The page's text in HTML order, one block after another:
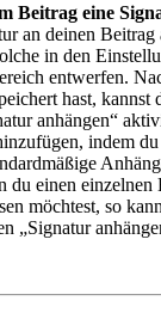
Beitrag eine
an deinen Beitrag
in den
entwerfen.
hast, kannst
anhängen“
indem
du einen einzelnen
möchtest, so
„Signatur